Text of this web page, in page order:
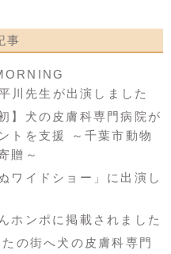
事
川先生が出演しました
】犬の皮膚科専門病院が
トを支援 ～千葉市動物
贈～
ワイドショー」に出演し
ホンポに掲載されました
の街へ犬の皮膚科専門